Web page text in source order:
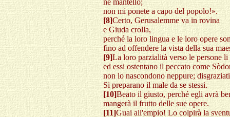
né mantello;
non mi ponete a capo del popolo!».
[8]Certo, Gerusalemme va in rovina
e Giuda crolla,
perché la loro lingua e le loro opere
fino ad offendere la vista della sua
[9]La loro parzialità verso le persone li
ed essi ostentano il peccato come
non lo nascondono neppure;
Si preparano il male da se stessi.
[10]Beato il giusto, perché egli avrà
mangerà il frutto delle sue opere.
[11]Guai all'empio! Lo colpirà la